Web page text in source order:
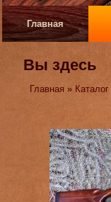
Главная
Вы здесь
Главная » Каталог